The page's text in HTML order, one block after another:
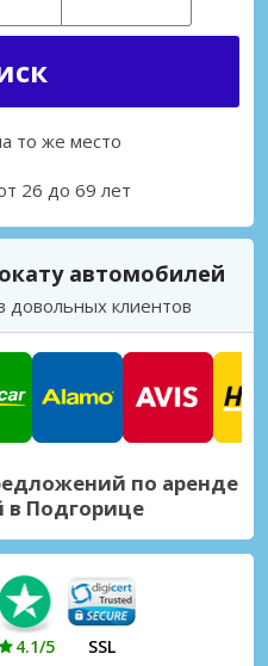
то же место
26 до 69 лет
автомобилей
довольных клиентов
по аренде
в Подгорице
4.1/5 SSL